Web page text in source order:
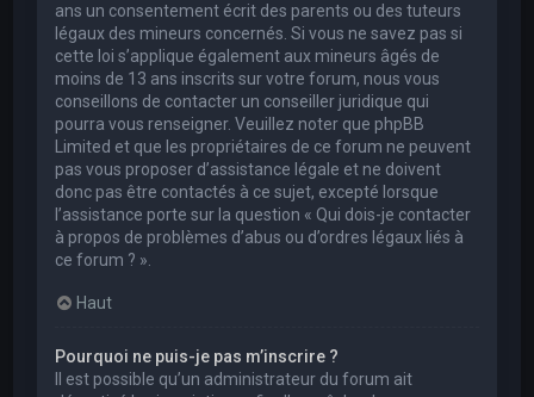
ans un consentement écrit des parents ou des tuteurs
légaux des mineurs concernés. Si vous ne savez pas si
cette loi s’applique également aux mineurs âgés de
moins de 13 ans inscrits sur votre forum, nous vous
conseillons de contacter un conseiller juridique qui
pourra vous renseigner. Veuillez noter que phpBB
Limited et que les propriétaires de ce forum ne peuvent
pas vous proposer d’assistance légale et ne doivent
donc pas être contactés à ce sujet, excepté lorsque
l’assistance porte sur la question « Qui dois-je contacter
à propos de problèmes d’abus ou d’ordres légaux liés à
ce forum ? ».
Haut
Pourquoi ne puis-je pas m’inscrire ?
Il est possible qu’un administrateur du forum ait